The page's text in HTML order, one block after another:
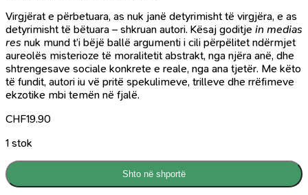
Virgjërat e përbetuara, as nuk janë detyrimisht të virgjëra, e as
detyrimisht të bëtuara – shkruan autori. Kësaj goditje in medias
res nuk mund t’i bëjë ballë argumenti i cili përpëlitet ndërmjet
aureolës misterioze të moralitetit abstrakt, nga njëra anë, dhe
shtrengesave sociale konkrete e reale, nga ana tjetër. Me këto
të fundit, autori iu vë pritë spekulimeve, trilleve dhe rrëfimeve
ekzotike mbi temën në fjalë.
CHF19.90
1 stok
Shto në shportë